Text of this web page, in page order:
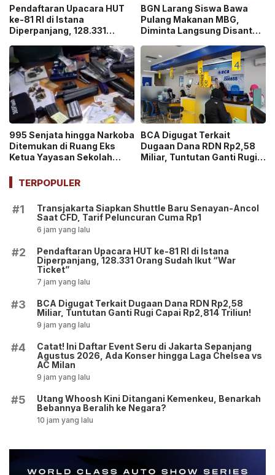
Pendaftaran Upacara HUT
ke-81 RI di Istana
Diperpanjang, 128.331
Ticket”
BGN Larang Siswa Bawa
Pulang Makanan MBG,
Diminta Langsung Disantap
995 Senjata hingga Narkoba
Ditemukan di Ruang Eks
Ketua Yayasan Sekolah
Ekskul Menembak!
BCA Digugat Terkait
Dugaan Dana RDN Rp2,58
Miliar, Tuntutan Ganti Rugi
TERPOPULER
#1
Transjakarta Siapkan Shuttle Baru Senayan-Ancol
Saat CFD, Tarif Peluncuran Cuma Rp1
6 jam yang lalu
#2
Pendaftaran Upacara HUT ke-81 RI di Istana
Diperpanjang, 128.331 Orang Sudah Ikut “War
Ticket”
7 jam yang lalu
#3
BCA Digugat Terkait Dugaan Dana RDN Rp2,58
Miliar, Tuntutan Ganti Rugi Capai Rp2,814 Triliun!
9 jam yang lalu
#4
Catat! Ini Daftar Event Seru di Jakarta Sepanjang
Agustus 2026, Ada Konser hingga Laga Chelsea vs
AC Milan
9 jam yang lalu
#5
Utang Whoosh Kini Ditangani Kemenkeu, Benarkah
Bebannya Beralih ke Negara?
10 jam yang lalu